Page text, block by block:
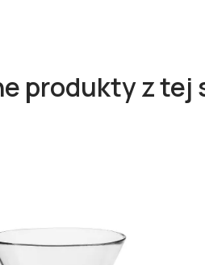
produkty z tej